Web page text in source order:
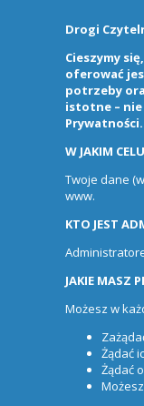
Drogi
Cieszymy
oferować
potrzeby
istotne – nie
Prywatności.
W JAKIM
Twoje dane
www.
KTO JEST
JAKIE MASZ
Możesz w
Żądać
Żądać